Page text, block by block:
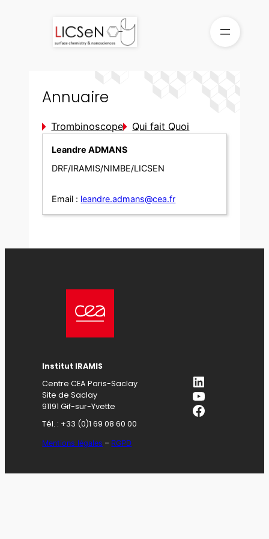
Annuaire
Trombinoscope Qui fait Quoi
Leandre ADMANS
DRF/IRAMIS/NIMBE/LICSEN
Email : leandre.admans@cea.fr
Institut IRAMIS
Centre CEA Paris-Saclay
Site de Saclay
91191 Gif-sur-Yvette
Tél. : +33 (0)1 69 08 60 00
Mentions légales – RGPD
LinkedIn
YouTube
Facebook